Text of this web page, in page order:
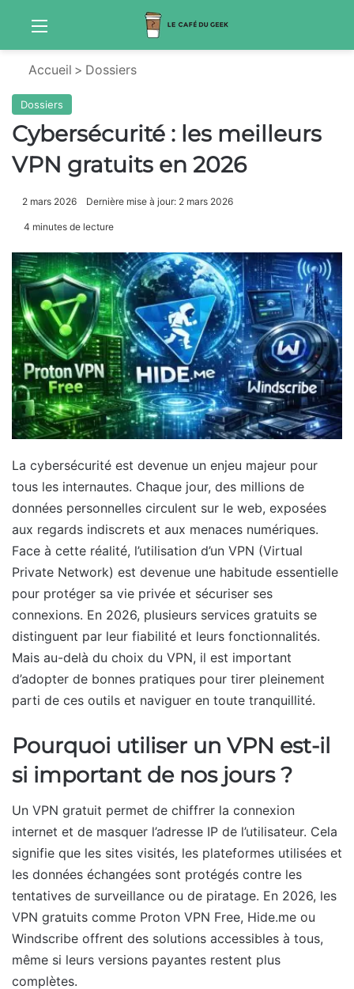
Menu
Accueil > Dossiers
Dossiers
Cybersécurité : les meilleurs
VPN gratuits en 2026
2 mars 2026 Dernière mise à jour: 2 mars 2026
4 minutes de lecture
La cybersécurité est devenue un enjeu majeur pour
tous les internautes. Chaque jour, des millions de
données personnelles circulent sur le web, exposées
aux regards indiscrets et aux menaces numériques.
Face à cette réalité, l’utilisation d’un VPN (Virtual
Private Network) est devenue une habitude essentielle
pour protéger sa vie privée et sécuriser ses
connexions. En 2026, plusieurs services gratuits se
distinguent par leur fiabilité et leurs fonctionnalités.
Mais au-delà du choix du VPN, il est important
d’adopter de bonnes pratiques pour tirer pleinement
parti de ces outils et naviguer en toute tranquillité.
Pourquoi utiliser un VPN est-il
si important de nos jours ?
Un VPN gratuit permet de chiffrer la connexion
internet et de masquer l’adresse IP de l’utilisateur. Cela
signifie que les sites visités, les plateformes utilisées et
les données échangées sont protégés contre les
tentatives de surveillance ou de piratage. En 2026, les
VPN gratuits comme Proton VPN Free, Hide.me ou
Windscribe offrent des solutions accessibles à tous,
même si leurs versions payantes restent plus
complètes.